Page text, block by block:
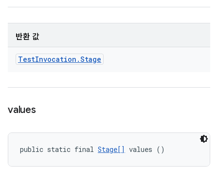
반환 값
TestInvocation .Stage
values
public static final Stage[] values ()